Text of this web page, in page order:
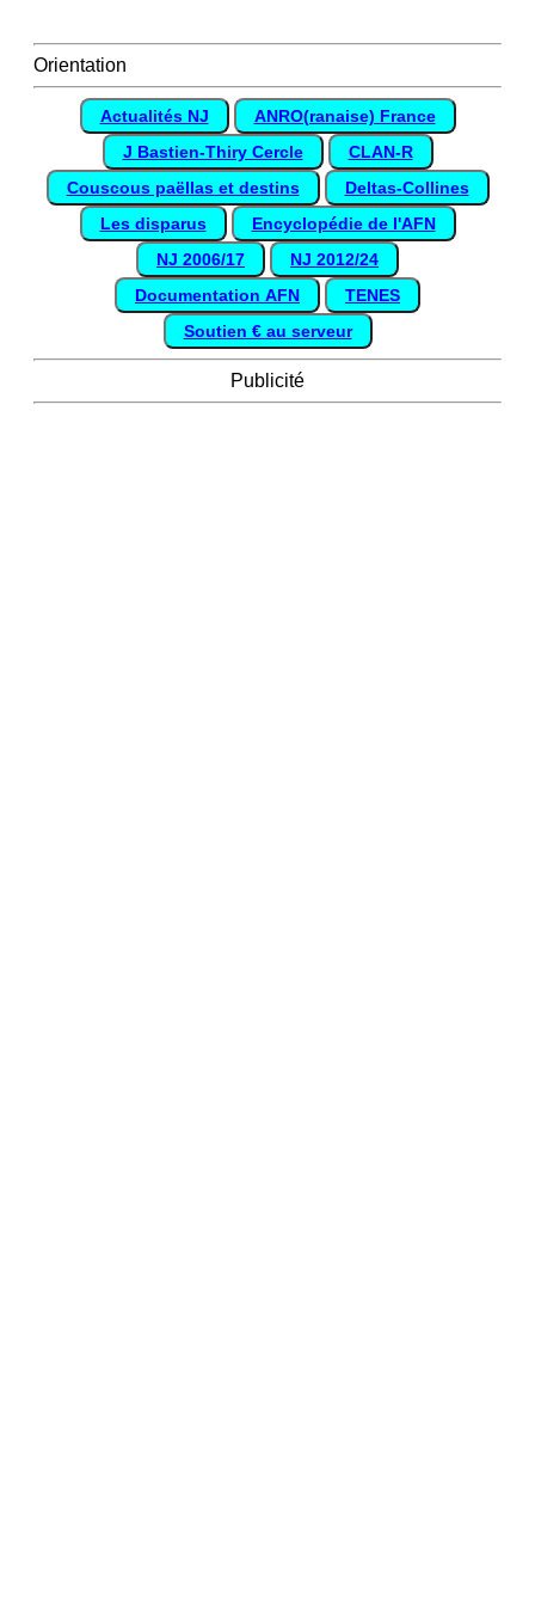
Orientation
Actualités NJ
ANRO(ranaise) France
J Bastien-Thiry Cercle
CLAN-R
Couscous paëllas et destins
Deltas-Collines
Les disparus
Encyclopédie de l'AFN
NJ 2006/17
NJ 2012/24
Documentation AFN
TENES
Soutien € au serveur
Publicité